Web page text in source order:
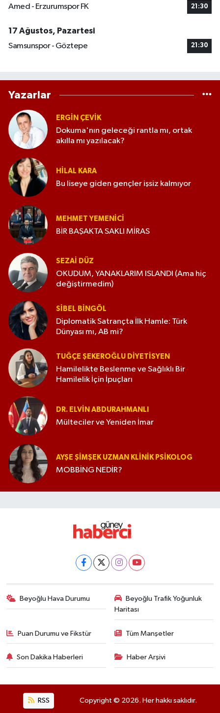
Amed - Erzurumspor FK 21:30
17 Ağustos, Pazartesi
Samsunspor - Göztepe
21:30
Yazarlar
ERGIN ÇEVİK
Dokuma'nın geleceği rantla mı, ortak
akılla mı yazılacak?
HILAL KARA
Bu liseye giden gençler işsiz kalmıyor
MEHMET YEMENICI
BİR BAŞAKTA SAKLI MİRAS
SEZAI DÜZ
OKUDUM, YANAKLARIM ISLANDI (Ama hiç
değiştirmedim)
SIBEL BINGÖL
Diplomatik Satrançta İlk Hamle: Türk
Dünyası mı, AB mi?
TUĞÇE ŞEKEROĞLU DIYETISYEN
Hamilelikte Beslenme ve Sağlıklı Bir
Hamilelik İçin İpuçları
DR. ELVIN ABDURAHMANLI
Mülteciler ve Yeniden İmar
AYŞE ŞIMŞEK UZMAN KLINIK PSIKOLOG
MOBBİNG NEDİR?
Beyoğlu Hava Durumu
Beyoğlu Trafik Yoğunluk
Haritası
Puan Durumu ve Fikstür Tüm Manşetler
Son Dakika Haberleri Haber Arşivi
RSS Copyright © 2026. Her hakkı saklıdır.